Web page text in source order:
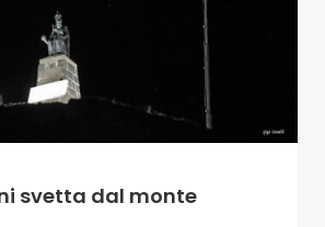
svetta dal monte